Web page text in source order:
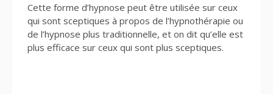
Cette forme d’hypnose peut être utilisée sur ceux
qui sont sceptiques à propos de l’hypnothérapie ou
de l’hypnose plus traditionnelle, et on dit qu’elle est
plus efficace sur ceux qui sont plus sceptiques.